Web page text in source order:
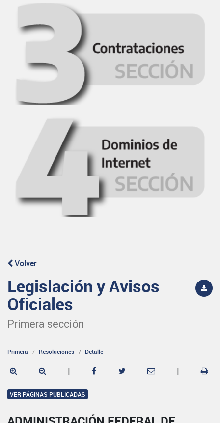
Volver
Legislación y Avisos
Oficiales
Primera sección
Primera Resoluciones Detalle
| |
VER PÁGINAS PUBLICADAS